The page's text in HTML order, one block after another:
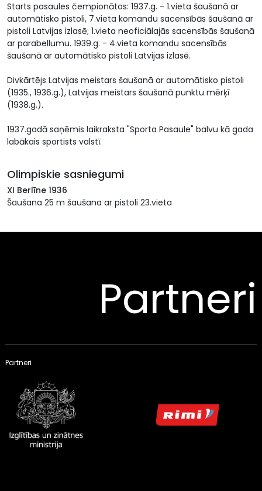
Starts pasaules čempionātos: 1937.g. - 1.vieta šaušanā ar
automātisko pistoli, 7.vieta komandu sacensībās šaušanā ar
pistoli Latvijas izlasē; 1.vieta neoficiālajās sacensībās šaušanā
ar parabellumu. 1939.g. - 4.vieta komandu sacensībās
šaušanā ar automātisko pistoli Latvijas izlasē.
Divkārtējs Latvijas meistars šaušanā ar automātisko pistoli
(1935., 1936.g.), Latvijas meistars šaušanā punktu mērķī
(1938.g.).
1937.gadā saņēmis laikraksta "Sporta Pasaule" balvu kā gada
labākais sportists valstī.
Olimpiskie sasniegumi
XI Berlīne 1936
Šaušana 25 m šaušana ar pistoli 23.vieta
Partneri
Partneri